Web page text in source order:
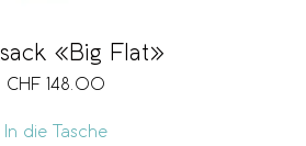
«Big Flat»
CHF 148.00
In die Tasche